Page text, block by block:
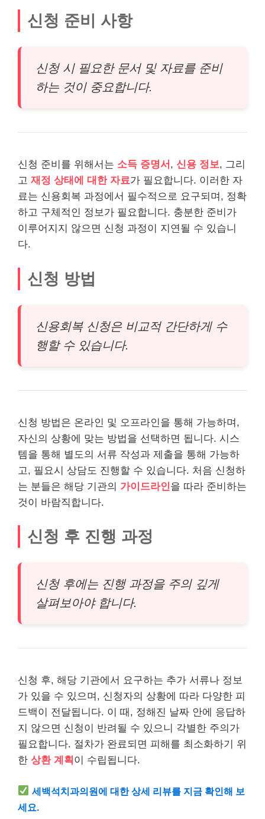
신청 준비 사항
신청 시 필요한 문서 및 자료를 준비
하는 것이 중요합니다.
신청 준비를 위해서는 소득 증명서 , 신용 정보, 그리
고 재정 상태에 대한 자료가 필요합니다. 이러한 자
료는 신용회복 과정에서 필수적으로 요구되며, 정확
하고 구체적인 정보가 필요합니다. 충분한 준비가
이루어지지 않으면 신청 과정이 지연될 수 있습니
다.
신청 방법
신용회복 신청은 비교적 간단하게 수
행할 수 있습니다.
신청 방법은 온라인 및 오프라인 을 통해 가능하며,
자신의 상황에 맞는 방법을 선택하면 됩니다. 시스
템을 통해 별도의 서류 작성과 제출을 통해 가능하
고, 필요시 상담도 진행할 수 있습니다. 처음 신청하
는 분들은 해당 기관의 가이드라인을 따라 준비하는
것이 바람직합니다.
신청 후 진행 과정
신청 후에는 진행 과정을 주의 깊게
살펴보아야 합니다.
신청 후, 해당 기관에서 요구하는 추가 서류나 정보
가 있을 수 있으며, 신청자의 상황에 따라 다양한 피
드백이 전달됩니다. 이 때, 정해진 날짜 안에 응답하
지 않으면 신청이 반려될 수 있으니 각별한 주의가
필요합니다. 절차가 완료되면 피해를 최소화하기 위
한 상환 계획 이 수립됩니다.
세백석치과의원에 대한 상세 리뷰를 지금 확인해 보
세요.